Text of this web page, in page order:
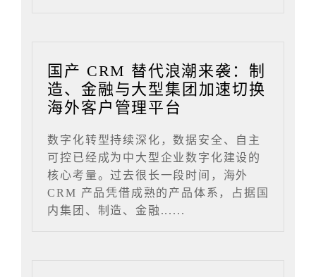
国产 CRM 替代浪潮来袭：制
造、金融与大型集团加速切换
海外客户管理平台
数字化转型持续深化，数据安全、自主
可控已经成为中大型企业数字化建设的
核心考量。过去很长一段时间，海外
CRM 产品凭借成熟的产品体系，占据国
内集团、制造、金融......